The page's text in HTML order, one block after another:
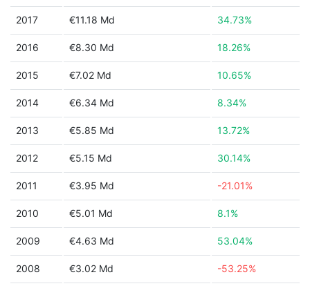
2017 €11.18 Md 34.73%
2016 €8.30 Md 18.26%
2015 €7.02 Md 10.65%
2014 €6.34 Md 8.34%
2013 €5.85 Md 13.72%
2012 €5.15 Md 30.14%
2011 €3.95 Md -21.01%
2010 €5.01 Md 8.1%
2009 €4.63 Md 53.04%
2008 €3.02 Md -53.25%